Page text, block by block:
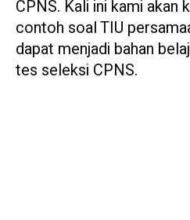
CPNS. Kali ini kami akan
contoh soal TIU
dapat menjadi bahan
tes seleksi CPNS.